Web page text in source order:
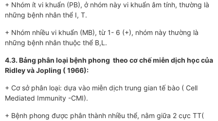
+ Nhóm ít vi khuẩn (PB), ở nhóm này vi khuẩn âm tính, thường là
những bệnh nhân thể I, T.
+ Nhóm nhiều vi khuẩn (MB), từ 1- 6 (+), nhóm này thường là
những bệnh nhân thuộc thể B,L.
4.3. Bảng phân loại bệnh phong theo cơ chế miễn dịch học của
Ridley và Jopling ( 1966):
+ Cơ sở phân loại: dựa vào miễn dịch trung gian tế bào ( Cell
Mediated Immunity -CMI).
+ Bệnh phong được phân thành nhiều thể, nằm giữa 2 cực TT(